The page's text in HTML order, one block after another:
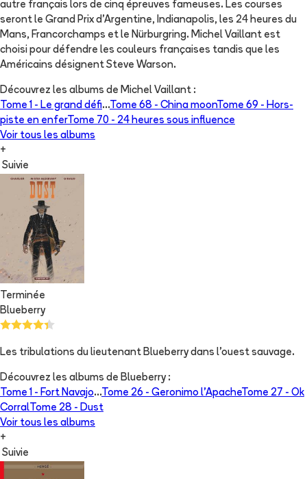
autre français lors de cinq épreuves fameuses. Les courses
seront le Grand Prix d'Argentine, Indianapolis, les 24 heures du
Mans, Francorchamps et le Nürburgring. Michel Vaillant est
choisi pour défendre les couleurs françaises tandis que les
Américains désignent Steve Warson.
Découvrez les albums de Michel Vaillant :
Tome 1 - Le grand défi...Tome 68 - China moonTome 69 - Hors-
piste en enferTome 70 - 24 heures sous influence
Voir tous les albums
+
Suivie
Terminée
Blueberry
Les tribulations du lieutenant Blueberry dans l'ouest sauvage.
Découvrez les albums de Blueberry:
Tome 1 - Fort Navajo...Tome 26 - Geronimo l'ApacheTome 27 - Ok
Corral Tome 28 - Dust
Voir tous les albums
+
Suivie